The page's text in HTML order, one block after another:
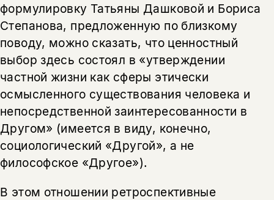
формулировку Татьяны Дашковой и Бориса
Степанова, предложенную по близкому
поводу, можно сказать, что ценностный
выбор здесь состоял в «утверждении
частной жизни как сферы этически
осмысленного существования человека и
непосредственной заинтересованности в
Другом» (имеется в виду, конечно,
социологический «Другой», а не
философское «Другое»).
В этом отношении ретроспективные